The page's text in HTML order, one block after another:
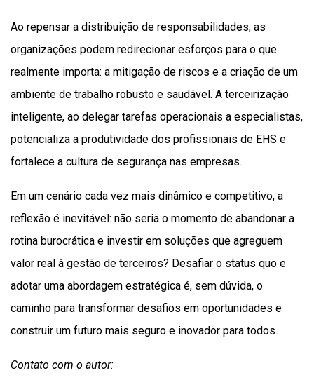
Ao repensar a distribuição de responsabilidades, as
organizações podem redirecionar esforços para o que
realmente importa: a mitigação de riscos e a criação de um
ambiente de trabalho robusto e saudável. A terceirização
inteligente, ao delegar tarefas operacionais a especialistas,
potencializa a produtividade dos profissionais de EHS e
fortalece a cultura de segurança nas empresas.
Em um cenário cada vez mais dinâmico e competitivo, a
reflexão é inevitável: não seria o momento de abandonar a
rotina burocrática e investir em soluções que agreguem
valor real à gestão de terceiros? Desafiar o status quo e
adotar uma abordagem estratégica é, sem dúvida, o
caminho para transformar desafios em oportunidades e
construir um futuro mais seguro e inovador para todos.
Contato com o autor: